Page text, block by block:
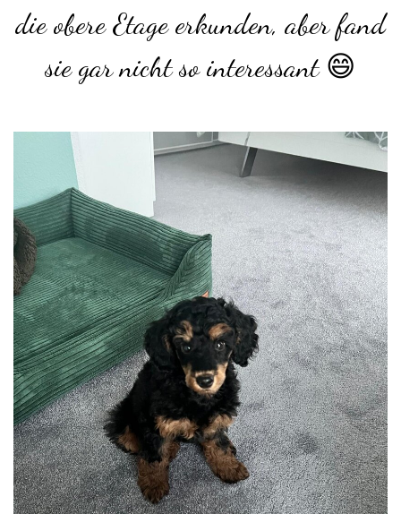
die obere Etage erkunden, aber fand
sie gar nicht so interessant 😄